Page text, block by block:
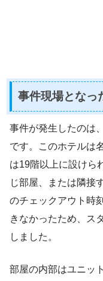
事件現場となっ
事件が発生したのは
です。このホテルは
は19階以上に設けら
じ部屋、または隣接
のチェックアウト時
きなかったため、ス
しました。
部屋の内部はユニッ